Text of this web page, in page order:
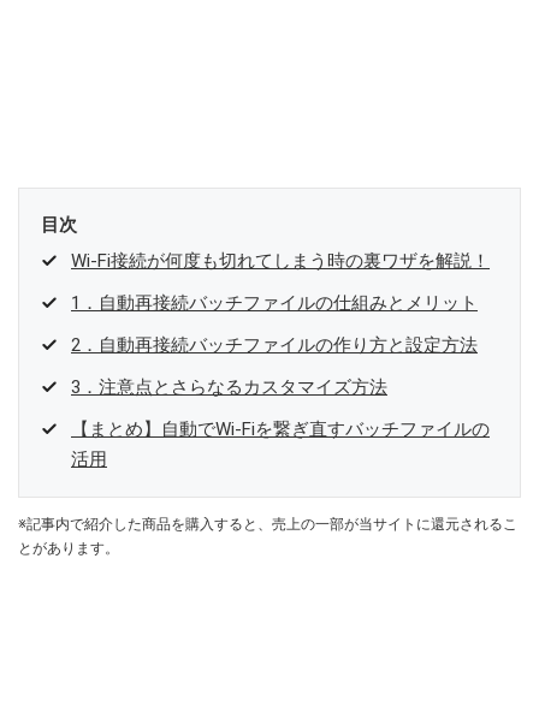
目次
Wi-Fi接続が何度も切れてしまう時の裏ワザを解説！
1．自動再接続バッチファイルの仕組みとメリット
2．自動再接続バッチファイルの作り方と設定方法
3．注意点とさらなるカスタマイズ方法
【まとめ】自動でWi-Fiを繋ぎ直すバッチファイルの
活用
※記事内で紹介した商品を購入すると、売上の一部が当サイトに還元されるこ
とがあります。